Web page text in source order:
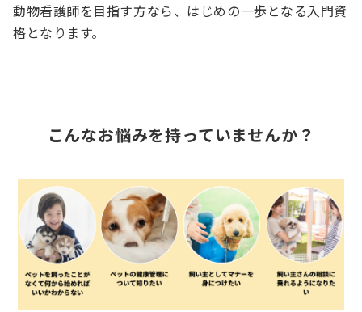
動物看護師を目指す方なら、はじめの一歩となる入門資
格となります。
こんなお悩みを持っていませんか？